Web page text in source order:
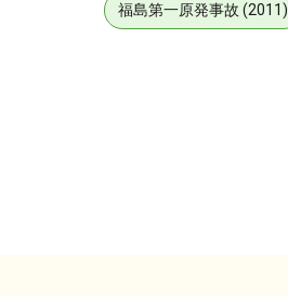
福島第一原発事故 (2011)